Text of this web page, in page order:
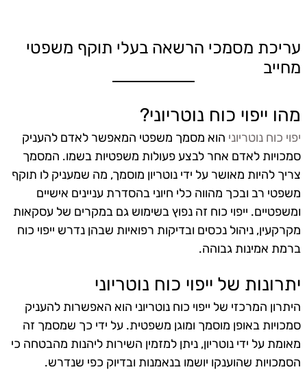
עריכת מסמכי הרשאה בעלי תוקף משפטי
מחייב
מהו ייפוי כוח נוטריוני?
יפוי כוח נוטריוני הוא מסמך משפטי המאפשר לאדם להעניק
סמכויות לאדם אחר לבצע פעולות משפטיות בשמו. המסמך
צריך להיות מאושר על ידי נוטריון מוסמך, מה שמעניק לו תוקף
משפטי רב ובכך מהווה כלי חיוני בהסדרת עניינים אישיים
ומשפטיים. ייפוי כוח זה נפוץ בשימוש גם במקרים של עסקאות
מקרקעין, ניהול נכסים ובדיקות רפואיות שבהן נדרש ייפוי כוח
ברמת אמינות גבוהה.
יתרונות של ייפוי כוח נוטריוני
היתרון המרכזי של ייפוי כוח נוטריוני הוא האפשרות להעניק
סמכויות באופן מוסמך ומוגן משפטית. על ידי כך שמסמך זה
מאומת על ידי נוטריון, ניתן למזמין השירות ליהנות מהבטחה כי
הסמכויות שהוענקו יושמו בנאמנות ובדיוק כפי שנדרש.